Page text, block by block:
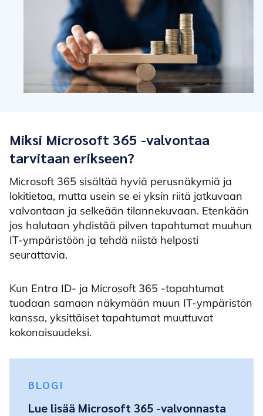
Miksi Microsoft 365 -valvontaa
tarvitaan erikseen?
Microsoft 365 sisältää hyviä perusnäkymiä ja
lokitietoa, mutta usein se ei yksin riitä jatkuvaan
valvontaan ja selkeään tilannekuvaan. Etenkään
jos halutaan yhdistää pilven tapahtumat muuhun
IT-ympäristöön ja tehdä niistä helposti
seurattavia.
Kun Entra ID- ja Microsoft 365 -tapahtumat
tuodaan samaan näkymään muun IT-ympäristön
kanssa, yksittäiset tapahtumat muuttuvat
kokonaisuudeksi.
BLOGI
Lue lisää Microsoft 365 -valvonnasta